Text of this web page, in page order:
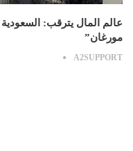
عالم المال يترقب:
مورغان”
A2SUPPORT